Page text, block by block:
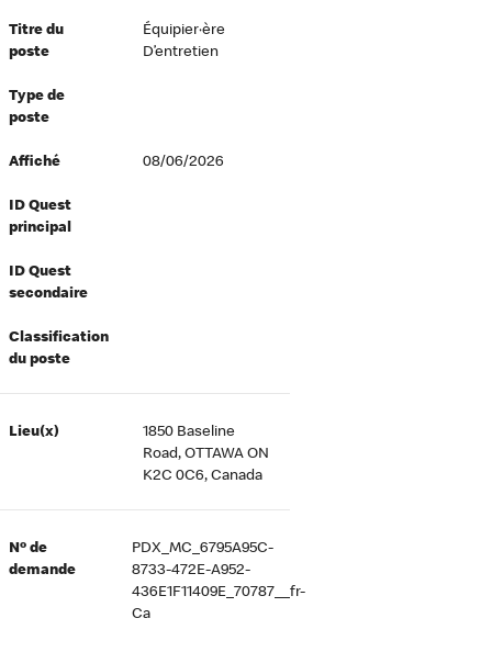
Titre du
poste
Équipier·ère
D’entretien
Type de
poste
Affiché 08/06/2026
ID Quest
principal
ID Quest
secondaire
Classification
du poste
Lieu(x)
1850 Baseline
Road, OTTAWA ON
K2C 0C6, Canada
Nº de
demande
PDX_MC_6795A95C-
8733-472E-A952-
436E1F11409E_70787__fr-
Ca